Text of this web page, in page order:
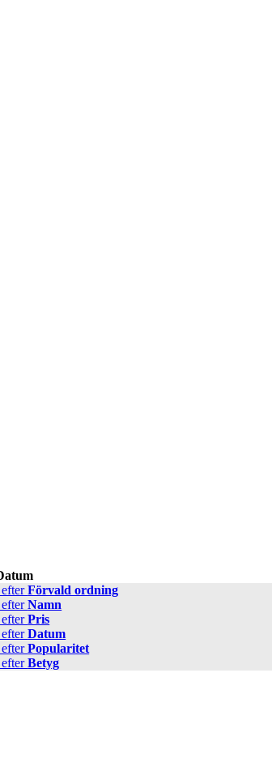
efterFörvald ordning
efterNamn
efterPris
efterDatum
efterPopularitet
efterBetyg